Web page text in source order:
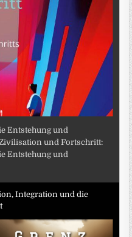
Entstehung und
und Fortschritt:
Entstehung und
Integration und die